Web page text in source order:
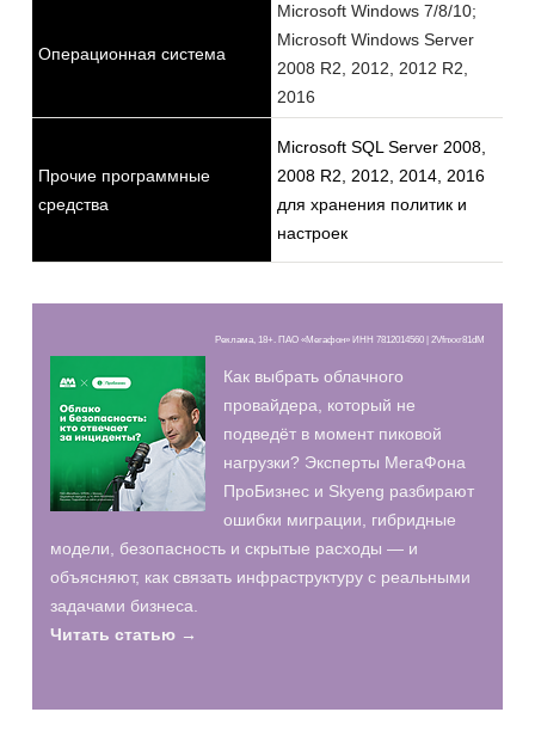
Операционная система
Microsoft Windows 7/8/10;
Microsoft Windows Server
2008 R2, 2012, 2012 R2,
2016
Прочие программные
средства
Microsoft SQL Server 2008,
2008 R2, 2012, 2014, 2016
для хранения политик и
настроек
Реклама, 18+. ПАО «Мегафон» ИНН 7812014560 | 2Vfnxxr81dM
Как выбрать облачного
провайдера, который не
подведёт в момент пиковой
нагрузки? Эксперты МегаФона
ПроБизнес и Skyeng разбирают
ошибки миграции, гибридные
модели, безопасность и скрытые расходы — и
объясняют, как связать инфраструктуру с реальными
задачами бизнеса.
Читать статью →